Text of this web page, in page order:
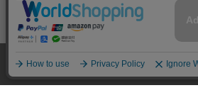
株式会社オカダヤ 会社概要